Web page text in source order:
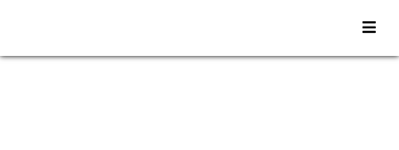
Saltar